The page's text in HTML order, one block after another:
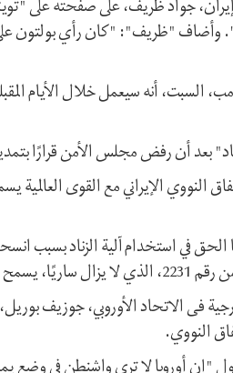
وأضاف "ظريف": "كان رأي بولتون
السبت، أنه سيعمل خلال الأيام
بعد أن رفض مجلس الأمن قرارًا
النووي الإيراني مع القوى
بذلك.
فی الاتحاد الأوروبي، جوزیف
النووي.